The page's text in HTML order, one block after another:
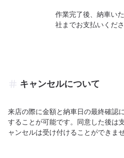
作業完了後、納車い
社までお支払いくださ
キャンセルについて
来店の際に金額と納車日の最終確認
することが可能です。同意した後は
ャンセルは受け付けることができま